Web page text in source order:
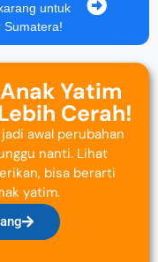
untuk
Sumatera!
Yatim
Cerah!
awal perubahan
nanti. Lihat
bisa berarti
yatim.